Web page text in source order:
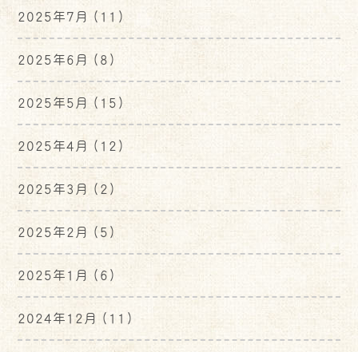
2025年7月 (11)
2025年6月 (8)
2025年5月 (15)
2025年4月 (12)
2025年3月 (2)
2025年2月 (5)
2025年1月 (6)
2024年12月 (11)